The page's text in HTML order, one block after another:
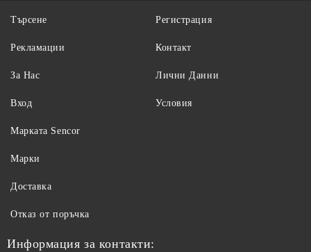
Търсене
Рекламации
За Нас
Вход
Регистрация
Контакт
Лични Данни
Условия
Maрката Sencor
Марки
Доставка
Отказ от поръчка
Информация за контакти: